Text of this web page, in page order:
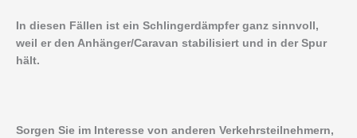
In diesen Fällen ist ein Schlingerdämpfer ganz sinnvoll,
weil er den Anhänger/Caravan stabilisiert und in der Spur
hält.
Sorgen Sie im Interesse von anderen Verkehrsteilnehmern,